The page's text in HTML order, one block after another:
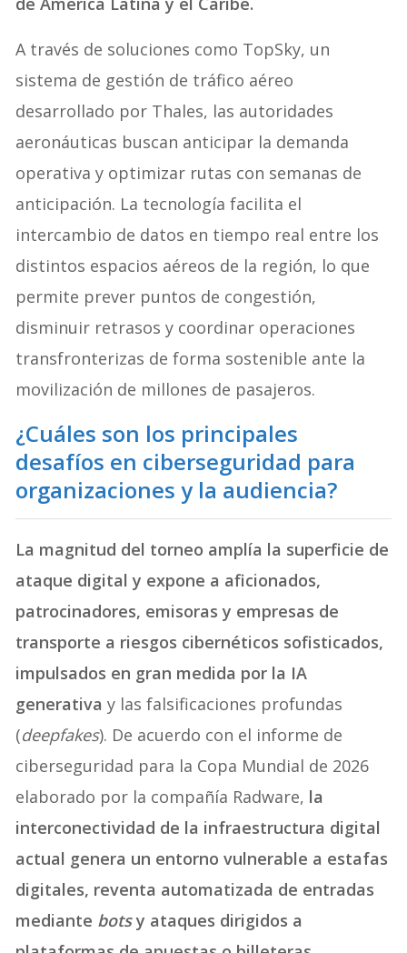
A través de soluciones como TopSky, un
sistema de gestión de tráfico aéreo
desarrollado por Thales, las autoridades
aeronáuticas buscan anticipar la demanda
operativa y optimizar rutas con semanas de
anticipación. La tecnología facilita el
intercambio de datos en tiempo real entre los
distintos espacios aéreos de la región, lo que
permite prever puntos de congestión,
disminuir retrasos y coordinar operaciones
transfronterizas de forma sostenible ante la
movilización de millones de pasajeros.
¿Cuáles son los principales
desafíos en ciberseguridad para
organizaciones y la audiencia?
La magnitud del torneo amplía la superficie de
ataque digital y expone a aficionados,
patrocinadores, emisoras y empresas de
transporte a riesgos cibernéticos sofisticados,
impulsados en gran medida por la IA
generativay las falsificaciones profundas
(deepfakes). De acuerdo con el informe de
ciberseguridad para la Copa Mundial de 2026
elaborado por la compañía Radware, la
interconectividad de la infraestructura digital
actual genera un entorno vulnerable a estafas
digitales, reventa automatizada de entradas
mediante botsy ataques dirigidos a